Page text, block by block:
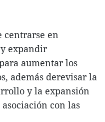
centrarse en
expandir
aumentar los
además derevisar la
y la expansión
con las